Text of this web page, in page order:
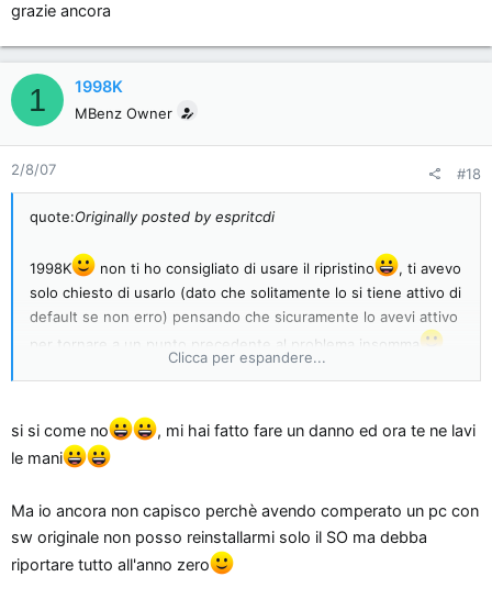
grazie ancora
1 1998K
MBenz Owner
2/8/07 #18
quote:Originally posted by espritcdi
1998K non ti ho consigliato di usare il ripristino
, ti avevo
solo chiesto di usarlo (dato che solitamente lo si tiene attivo di
default se non erro) pensando che sicuramente lo avevi attivo
per tornare a un punto precedente al problema insomma
ma il consiglio mio è di tenerlo disattivato e fare copie dell'HD,
Clicca per espandere...
si si come no
, mi hai fatto fare un danno ed ora te ne lavi
le mani
Ma io ancora non capisco perchè avendo comperato un pc con
sw originale non posso reinstallarmi solo il SO ma debba
riportare tutto all'anno zero